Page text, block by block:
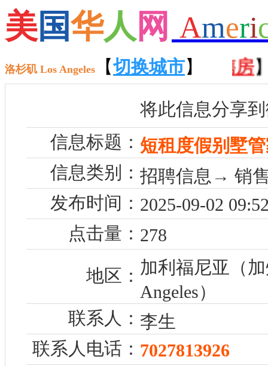
美国华人 网 Ameri
洛杉矶 Los Angeles 【切换城市】
【招聘】 【租房】 【 售房】
将此信息分享
信息标题： 短租度假别墅
信息类别： 招聘信息→ 销
发布时间： 2025-09-02
点击量： 278
地区： 加利福尼亚（
Angeles）
联系人： 李生
联系人电话： 7027813926